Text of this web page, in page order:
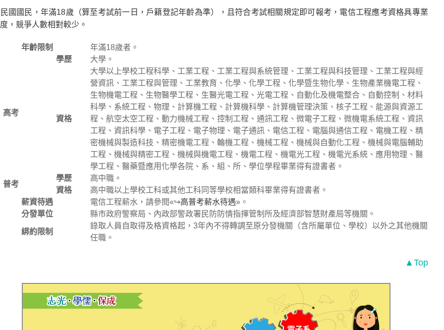
國國民，年滿18歲（算至考試前一日，戶籍登記年齡為準），且符合考試相關規定即可報考，電信工程應考資格具專業
，競爭人數相對較少。
年齡限制 年滿18歲者。
高考
學歷 大學。
資格
大學以上學校工程科學、工業工程、工業工程與系統管理、工業工程與科技管理、工業工程與經
營資訊、工業工程與管理、工業教育、化學、化學工程、化學暨生物化學、生物產業機電工程、
生物機電工程、生物醫學工程、生醫光電工程、光電工程、自動化及機電整合、自動控制、材料
科學、系統工程、物理、計算機工程、計算機科學、計算機管理決策、核子工程、能源與資源工
程、航空太空工程、動力機械工程、控制工程、通訊工程、微電子工程、微機電系統工程、資訊
工程、資訊科學、電子工程、電子物理、電子通訊、電信工程、電腦與通信工程、電機工程、精
密機械與製造科技、精密機電工程、輪機工程、機械工程、機械與自動化工程、機械與電腦輔助
工程、機械與精密工程、機械與機電工程、機電工程、機電光工程、機電光系統、應用物理、醫
學工程、醫藥暨應用化學各院、系、組、所、學位學程畢業得有證書者。
普考
學歷
高中職。
資格
高中職以上學校工科或其他工科同等學校相當類科畢業得有證書者。
薪資待遇
電信工程薪水，請參閱«↪高普考薪水待遇»。
分發單位
縣市政府警察局、內政部警政署民防防情指揮管制所及經濟部智慧財產局等機關。
綁約限制
錄取人員自取得及格資格起，3年內不得轉調至原分發機關（含所屬單位、學校）以外之其他機關
任職。
▲Top